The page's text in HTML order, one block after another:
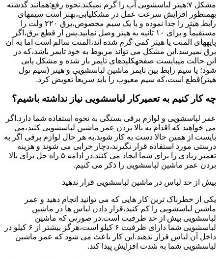
مشکل ۷:ﻫﯿﺘﺮ لباسشویی آب را ﮔﺮم نمیکند.نحوه رﻓﻊ:ﻫﻤﺎﻧﻨﺪ ﮔﺬﺷﺘﻪ
بهمنظور اﻓﺰاﯾﺶ ﺳﺮﻋﺖ ﻋﻤﻞ در مشکلیابی،بهتر است سیمهای
راﺑﻂ ﻫﯿﺘﺮ را ﺟﺪا ﻧﻤﻮده و ﺑﺎ ﯾﮏ ﺳﯿﻢ ﻣﺨﺼﻮص،برق ۲۲۰ ولت را
مستقیماً و برای ۱۰ ﺛﺎﻧﯿﻪ ﺑﻪ ﻫﯿﺘﺮ وصل نمایید.ﭘﺲ از ﻗﻄﻊ ﺑﺮق،اﮔﺮ
پایههای اﻟﻤﻨﺖ یا هیتر کمی ﮔﺮم ﺷﺪه اند،اﻟﻤﻨﺖ ﺳﺎﻟﻢ است اما ﺑﻪ آن
ﺑﺮق نمیرسد.اﯾﻦ ﻣﺸﮑﻞ می تواند مربوط به ﺧﻮد ﺗﺎﯾﻤﺮ باشد،ﮐﻪ در
این حالت میبایست صفحهکلیدهای ﺗﺎﯾﻤﺮ باز شده و مشکل یابی
شود؛ ﯾﺎ ﺳﯿﻢ راﺑﻂ ﺑﯿﻦ ﺗﺎﯾﻤﺮ ماشین لباسشویی و ﻫﯿﺘﺮ (سیم ﻧﻮل
ﻫﯿﺘﺮ)ﻗﻄﻊ اﺳﺖ،ﮐﻪ ﺳﯿﻢ ﻣﻌﯿﻮب را ﺑﺎﯾﺪ سریعاً ﺗﻌﻮﯾﺾ کرد.
چه کار کنیم به تعمیرکار لباسشویی نیاز نداشته باشیم؟
عمر لباسشویی و لوازم برقی بستگی به نحوه استفاده شما دارد.اگر
می خواهید که اقدام به بالا بردن عمر ماشین لباسشویی کنید،می
بایست از همین حالا دست به کار شوید.به هر حال لوازم برقی اگر به
درستی مورد استفاده قرار نگیرند،دچار خرابی می شوند و هزینه
تعمیر زیادی را برای شما ایجاد می کنند.در ادامه ۵ راه حل برای بالا
بردن عمر ماشین لباسشویی را ذکر می کنیم.
بیش از حد لباس در ماشین لباسشویی قرار ندهید
یکی از خطرناک ترین کار هایی که می توانید انجام دهید و عمر
ماشین لباسشویی را کم کنید،قرار دادن لباس ها در ماشین
لباسشویی بیش از حد ظرفیت است.در صورتی که ماشین
لباسشویی شما دارای ظرفیت ۶ کیلو است،هرگز بیشتر از ۶ کیلو در
داخل آن لباس قرار ندهید.این کار باعث می شود که عمر ماشین
لباسشویی شما به شدت افزایش پیدا کند.